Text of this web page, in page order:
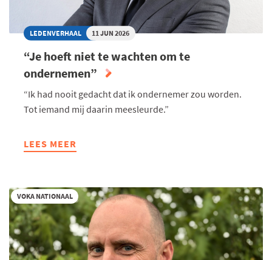
LEDENVERHAAL 11 JUN 2026
“Je hoeft niet te wachten om te
ondernemen”
“Ik had nooit gedacht dat ik ondernemer zou worden.
Tot iemand mij daarin meesleurde.”
LEES MEER
ABOUT
NIET
TE
WACHTEN
OM
TE
VOKA NATIONAAL